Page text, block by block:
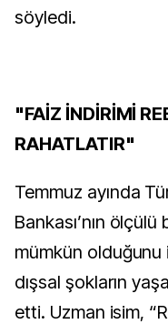
söyledi.
"FAİZ İNDİRİMİ
RAHATLATIR"
Temmuz ayında
Bankası’nın
mümkün olduğunu
dışsal şokların
etti. Uzman isim,